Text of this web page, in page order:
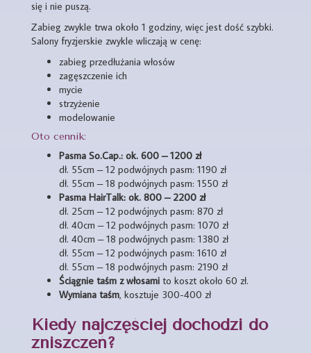
się i nie puszą.
Zabieg zwykle trwa około 1 godziny, więc jest dość szybki.
Salony fryzjerskie zwykle wliczają w cenę:
zabieg przedłużania włosów
zagęszczenie ich
mycie
strzyżenie
modelowanie
Oto cennik:
Pasma So.Cap.: ok. 600 – 1200 zł
dł. 55cm – 12 podwójnych pasm: 1190 zł
dł. 55cm – 18 podwójnych pasm: 1550 zł
Pasma HairTalk: ok. 800 – 2200 zł
dł. 25cm – 12 podwójnych pasm: 870 zł
dł. 40cm – 12 podwójnych pasm: 1070 zł
dł. 40cm – 18 podwójnych pasm: 1380 zł
dł. 55cm – 12 podwójnych pasm: 1610 zł
dł. 55cm – 18 podwójnych pasm: 2190 zł
Ściągnie taśm z włosami to koszt około 60 zł.
Wymiana taśm, kosztuje 300-400 zł
Kiedy najczęściej dochodzi do
zniszczeń?